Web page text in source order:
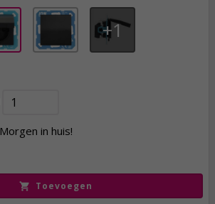
1
Morgen in huis!
Toevoegen